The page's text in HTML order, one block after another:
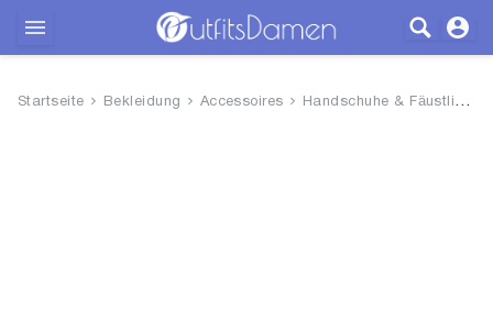
Startseite Bekleidung Accessoires Handschuhe & Fäustlinge